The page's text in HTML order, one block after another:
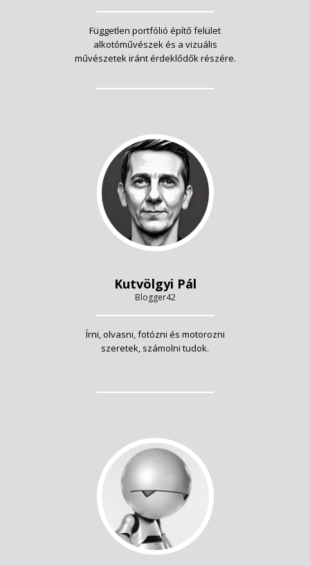
Független portfólió építő felület
alkotóművészek és a vizuális
művészetek iránt érdeklődők részére.
Kutvölgyi Pál
Blogger42
Írni, olvasni, fotózni és motorozni
szeretek, számolni tudok.